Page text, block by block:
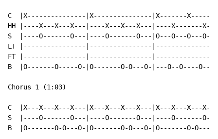
C  |X---------------|X---------------|X-------
HH |----X---X---X---|----X---X---X---|----X-------
S  |----O-------O---|----O-------O---|O---O---O---O---
LT |----------------|----------------
FT |----------------|----------------|----------------
B  |O-------O-----O-|O-------O-O---O-|---O--O----
Chorus 1 (1:03)
C  |X---X---X---X---|X---X---X---X---|X---X---X---
S  |----O-------O---|----O-------O---|----O-------
B  |O-------O-O---O-|O-------O-O---O-|O-------O-O---